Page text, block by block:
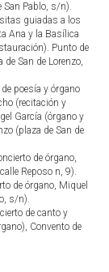
San Pablo, s/n).
guiadas a los
Ana y la Basílica
Punto de
San de Lorenzo,
poesía y órgano
(recitación y
García (órgano y
(plaza de San de
de órgano,
Reposo n, 9).
de órgano, Miquel
s/n).
de canto y
Convento de